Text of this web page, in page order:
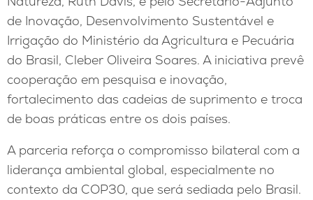
de Inovação, Desenvolvimento Sustentável e
Irrigação do Ministério da Agricultura e Pecuária
do Brasil, Cleber Oliveira Soares. A iniciativa prevê
cooperação em pesquisa e inovação,
fortalecimento das cadeias de suprimento e troca
de boas práticas entre os dois países.
A parceria reforça o compromisso bilateral com a
liderança ambiental global, especialmente no
contexto da COP30, que será sediada pelo Brasil.